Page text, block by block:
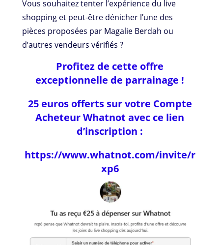
Vous souhaitez tenter l’expérience du live
shopping et peut-être dénicher l’une des
pièces proposées par Magalie Berdah ou
d’autres vendeurs vérifiés ?
Profitez de cette offre
exceptionnelle de parrainage !
25 euros offerts sur votre Compte
Acheteur Whatnot avec ce lien
d’inscription :
https://www.whatnot.com/invite/r
xp6